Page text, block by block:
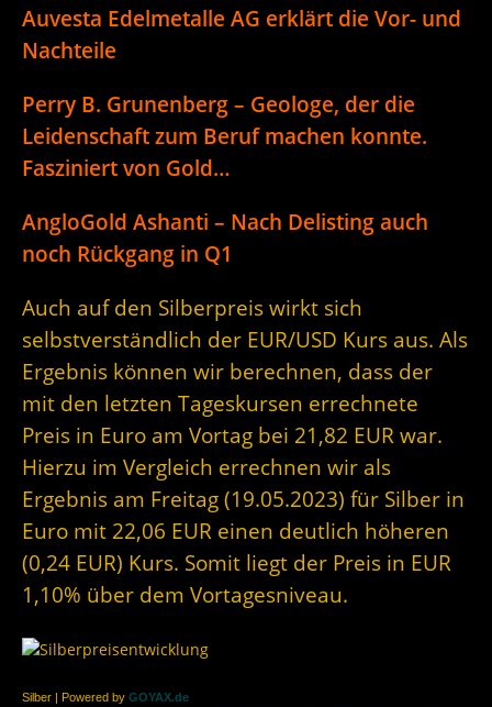
Auvesta Edelmetalle AG erklärt die Vor- und
Nachteile
Perry B. Grunenberg – Geologe, der die
Leidenschaft zum Beruf machen konnte.
Fasziniert von Gold…
AngloGold Ashanti – Nach Delisting auch
noch Rückgang in Q1
Auch auf den Silberpreis wirkt sich
selbstverständlich der EUR/USD Kurs aus. Als
Ergebnis können wir berechnen, dass der
mit den letzten Tageskursen errechnete
Preis in Euro am Vortag bei 21,82 EUR war.
Hierzu im Vergleich errechnen wir als
Ergebnis am Freitag (19.05.2023) für Silber in
Euro mit 22,06 EUR einen deutlich höheren
(0,24 EUR) Kurs. Somit liegt der Preis in EUR
1,10% über dem Vortagesniveau.
Silber | Powered by GOYAX.de